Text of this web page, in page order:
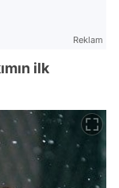
Reklam
ilk